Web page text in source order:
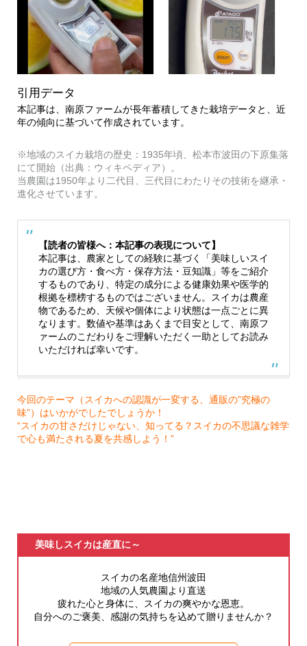
引用データ
本記事は、南原ファームが長年蓄積してきた栽培データと、近
年の傾向に基づいて作成されています。
※地域のスイカ栽培の歴史：1935年頃、松本市波田の下原集落
にて開始（出典：ウィキペディア）。
当農園は1950年より二代目、三代目にわたりその技術を継承・
進化させています。
【読者の皆様へ：本記事の表現について】
本記事は、農家としての経験に基づく「美味しいスイ
カの選び方・食べ方・保存方法・豆知識」等をご紹介
するものであり、特定の成分による健康効果や医学的
根拠を標榜するものではございません。スイカは農産
物であるため、天候や個体により状態は一点ごとに異
なります。数値や基準はあくまで目安として、南原フ
ァームのこだわりをご理解いただく一助としてお読み
いただければ幸いです。
今回のテーマ（スイカへの認識が一変する、通販の”究極の
味”）はいかがでしたでしょうか！
“スイカの甘さだけじゃない、知ってる？スイカの不思議な雑学
で心も満たされる夏を共感しよう！”
美味しスイカは産直に～
スイカの名産地信州波田
地域の人気農園より直送
疲れた心と身体に、スイカの爽やかな恩恵。
自分へのご褒美、感謝の気持ちを込めて贈りませんか？